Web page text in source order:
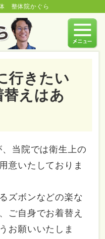
整体院かぐら
行きたい
えはあ
当院では衛生上の
意いたしておりま
ズボンなどの楽な
ご自身でお着替え
お願いいたしま